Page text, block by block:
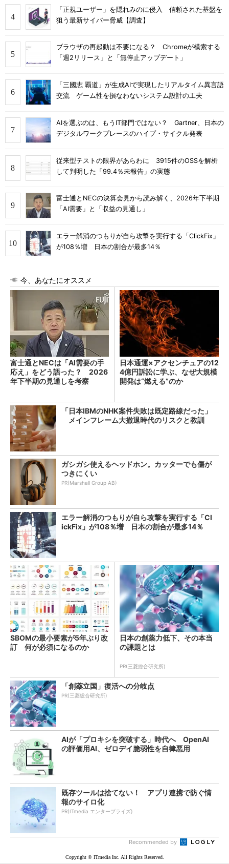
「正規ユーザー」を隠れみのに侵入 信頼された基盤を
狙う最新サイバー脅威【調査】
ブラウザの再起動は不要になる？ Chromeが模索する
「週2リリース」と「無停止アップデート」
「三國志 覇道」が生成AIで実現したリアルタイム異言語
交流 ゲーム性を損なわないシステム設計の工夫
AIを選ぶのは、もうIT部門ではない？ Gartner、日本の
デジタルワークプレースのハイプ・サイクル発表
従来型テストの限界があらわに 3915件のOSSを解析
して判明した「99.4％未報告」の実態
富士通とNECの決算会見から読み解く、2026年下半期
「AI需要」と「収益の見通し」
エラー解消のつもりが自ら攻撃を実行する「ClickFix」
が108％増 日本の割合が最多14％
今、あなたにオススメ
富士通とNECは「AI需要の手
応え」をどう語った？ 2026
年下半期の見通しを考察
日本通運×アクセンチュアの12
4億円訴訟に学ぶ、なぜ大規模
開発は“燃える”のか
「日本IBMのNHK案件失敗は既定路線だった」
メインフレーム大撤退時代のリスクと教訓
ガシガシ使えるヘッドホン。カッターでも傷が
つきにくい
PR(Marshall Group AB)
エラー解消のつもりが自ら攻撃を実行する「Cl
ickFix」が108％増 日本の割合が最多14％
SBOMの最小要素が5年ぶり改
訂 何が必須になるのか
日本の創薬力低下、その本当
の課題とは
PR(三菱総合研究所)
「創薬立国」復活への分岐点
PR(三菱総合研究所)
AIが「プロキシを突破する」時代へ OpenAI
の評価用AI、ゼロデイ脆弱性を自律悪用
既存ツールは捨てない！ アプリ連携で防ぐ情
報のサイロ化
PR(ITmedia エンタープライズ)
Recommended by
Copyright © ITmedia Inc. All Rights Reserved.